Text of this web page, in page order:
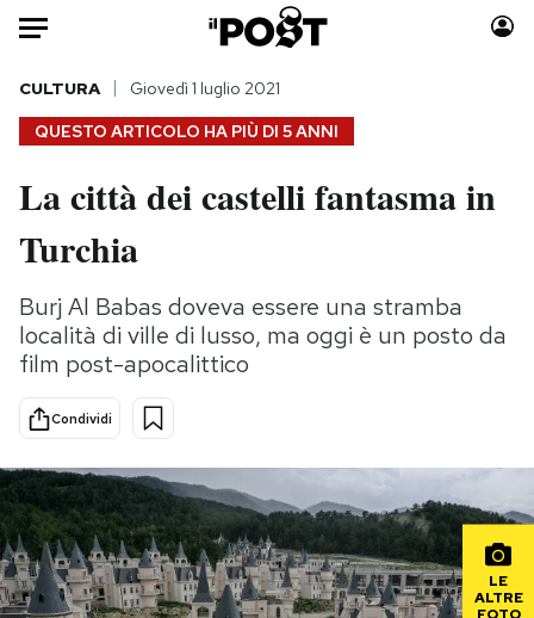
Auto
HOME
Italia
Politica
Tecnologia
Internet
Scienza
Cultura
Economia
Sport
Moda
Storie/Idee
Ok Boomer!
Mondiali calcio 2026
PODCAST
QUESTO ARTICOLO HA PIÙ DI 5 ANNI
CULTURA Giovedì 1 luglio 2021
La città dei castelli fantasma in
Turchia
Burj Al Babas doveva essere una stramba
località di ville di lusso, ma oggi è un posto da
film post-apocalittico
Condividi
LE
ALTRE